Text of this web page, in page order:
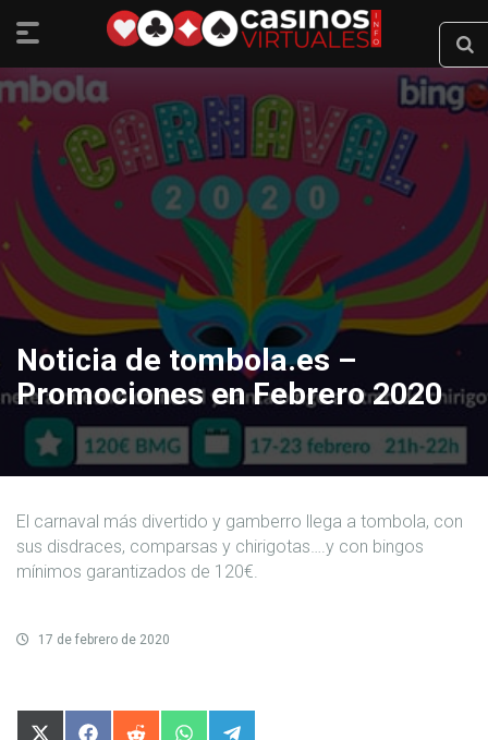
Noticia de tombola.es –
Promociones en Febrero 2020
El carnaval más divertido y gamberro llega a tombola, con
sus disdraces, comparsas y chirigotas….y con bingos
mínimos garantizados de 120€.
17 de febrero de 2020